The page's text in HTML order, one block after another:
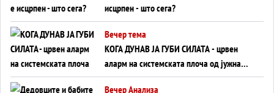
исцрпен - што сега?
Вечер тема
КОГА ДУНАВ ЈА ГУБИ СИЛАТА - црвен
аларм на системската плоча од јужна
Германија до Црното Море...
Вечер Анализа